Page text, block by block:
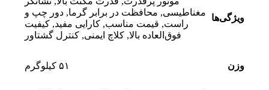
ویژگی‌ها
مغناطیسی, محافظت در برابر گرما, دور چپ و
راست, قیمت مناسب, کارایی مفید, کیفیت
فوق‌العاده بالا, کلاچ ایمنی, کنترل گشتاور
وزن ۵۱ کیلوگرم